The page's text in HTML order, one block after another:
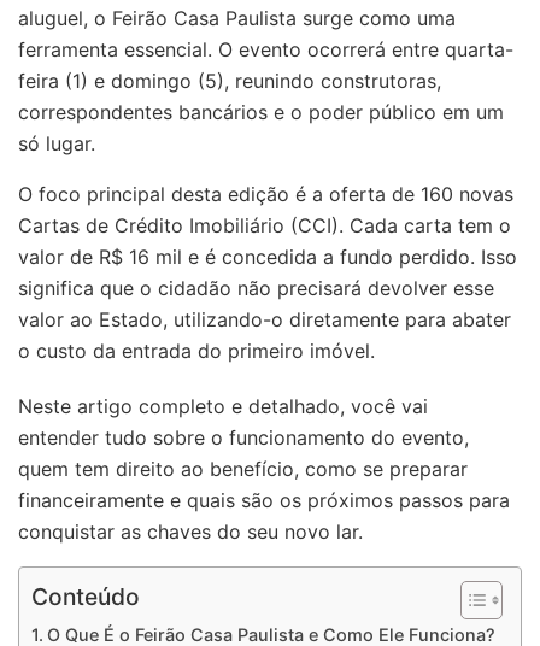
aluguel, o Feirão Casa Paulista surge como uma
ferramenta essencial. O evento ocorrerá entre quarta-
feira (1) e domingo (5), reunindo construtoras,
correspondentes bancários e o poder público em um
só lugar.
O foco principal desta edição é a oferta de 160 novas
Cartas de Crédito Imobiliário (CCI). Cada carta tem o
valor de R$ 16 mil e é concedida a fundo perdido. Isso
significa que o cidadão não precisará devolver esse
valor ao Estado, utilizando-o diretamente para abater
o custo da entrada do primeiro imóvel.
Neste artigo completo e detalhado, você vai
entender tudo sobre o funcionamento do evento,
quem tem direito ao benefício, como se preparar
financeiramente e quais são os próximos passos para
conquistar as chaves do seu novo lar.
Conteúdo
O Que É o Feirão Casa Paulista e Como Ele Funciona?